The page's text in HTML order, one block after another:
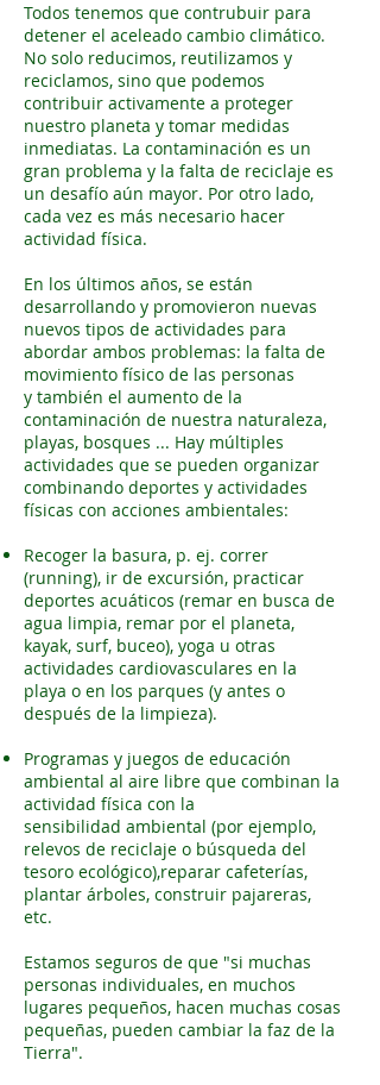
Todos tenemos que contrubuir para
detener el aceleado cambio climático.
No solo reducimos, reutilizamos y
reciclamos, sino que podemos
contribuir activamente a proteger
nuestro planeta y tomar medidas
inmediatas. La contaminación es un
gran problema y la falta de reciclaje es
un desafío aún mayor. Por otro lado,
cada vez es más necesario hacer
actividad física.
En los últimos años, se están
desarrollando y promovieron nuevas
nuevos tipos de actividades para
abordar ambos problemas: la falta de
movimiento físico de las personas
y también el aumento de la
contaminación de nuestra naturaleza,
playas, bosques ... Hay múltiples
actividades que se pueden organizar
combinando deportes y actividades
físicas con acciones ambientales:
Recoger la basura, p. ej. correr
(running), ir de excursión, practicar
deportes acuáticos (remar en busca de
agua limpia, remar por el planeta,
kayak, surf, buceo), yoga u otras
actividades cardiovasculares en la
playa o en los parques (y antes o
después de la limpieza).
Programas y juegos de educación
ambiental al aire libre que combinan la
actividad física con la
sensibilidad ambiental (por ejemplo,
relevos de reciclaje o búsqueda del
tesoro ecológico),reparar cafeterías,
plantar árboles, construir pajareras,
etc.
Estamos seguros de que "si muchas
personas individuales, en muchos
lugares pequeños, hacen muchas cosas
pequeñas, pueden cambiar la faz de la
Tierra".